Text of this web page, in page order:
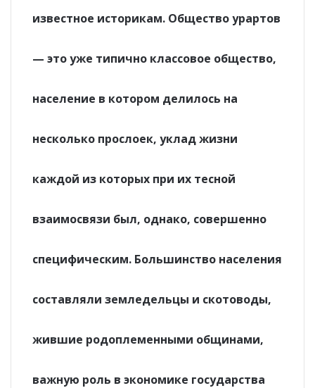
известное историкам. Общество урартов
— это уже типично классовое общество,
население в котором делилось на
несколько прослоек, уклад жизни
каждой из которых при их тесной
взаимосвязи был, однако, совершенно
специфическим. Большинство населения
составляли земледельцы и скотоводы,
жившие родоплеменными общинами,
важную роль в экономике государства